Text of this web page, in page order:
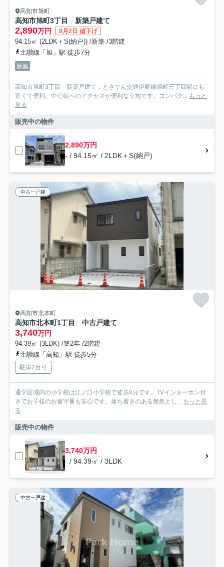
高知市旭町
高知市旭町3丁目 新築戸建て
2,890万円 8月2日 値下げ
94.15㎡ (2LDK＋S(納戸)) /新築 /3階建
土讃線「旭」駅 徒歩7分
新築
高知市旭町3丁目 新築戸建て：とさでん交通伊野線旭町三丁目駅にも
近くて便利。中心街へのアクセスが便利な立地です。コンパク... もっと
見る
販売中の物件
2,890万円
- / 94.15㎡ / 2LDK＋S(納戸)
中古一戸建
高知市北本町
高知市北本町1丁目 中古戸建て
3,740万円
94.39㎡ (3LDK) /築2年 /2階建
土讃線「高知」駅 徒歩5分
駐車2台可
通学区域内の小学校は江ノ口小学校で徒歩8分です。TVインターホン付
きでお子様のお留守番も安心です。落ち着きのある整然とし... もっと見
る
販売中の物件
3,740万円
- / 94.39㎡ / 3LDK
中古一戸建